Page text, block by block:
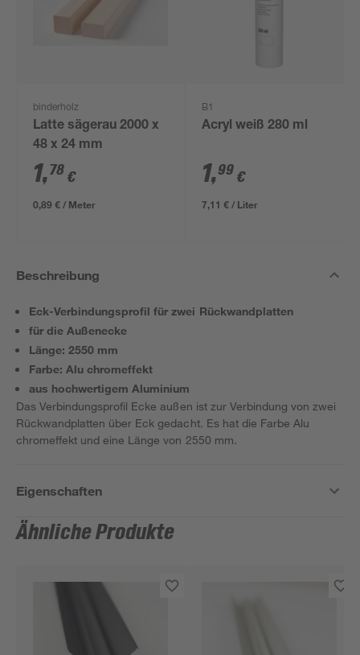
binderholz
Latte sägerau 2000 x
48 x 24 mm
1,78 €
0,89 € / Meter
B1
Acryl weiß 280 ml
1,99 €
7,11 € / Liter
Beschreibung
Eck-Verbindungsprofil für zwei Rückwandplatten
für die Außenecke
Länge: 2550 mm
Farbe: Alu chromeffekt
aus hochwertigem Aluminium
Das Verbindungsprofil Ecke außen ist zur Verbindung von zwei
Rückwandplatten über Eck gedacht. Es hat die Farbe Alu
chromeffekt und eine Länge von 2550 mm.
Eigenschaften
Ähnliche Produkte